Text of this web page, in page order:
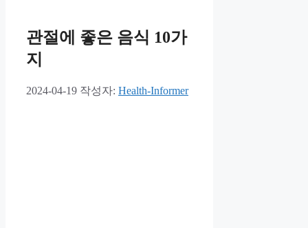
관절에 좋은 음식 10가
지
2024-04-19 작성자: Health-Informer